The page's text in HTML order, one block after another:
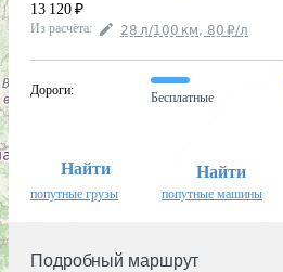
13 120 ₽
Из расчёта: 28 л/100 км, 80 ₽/л
Дороги:
Бесплатные
Найти
попутные грузы
Найти
попутные машины
Подробный маршрут